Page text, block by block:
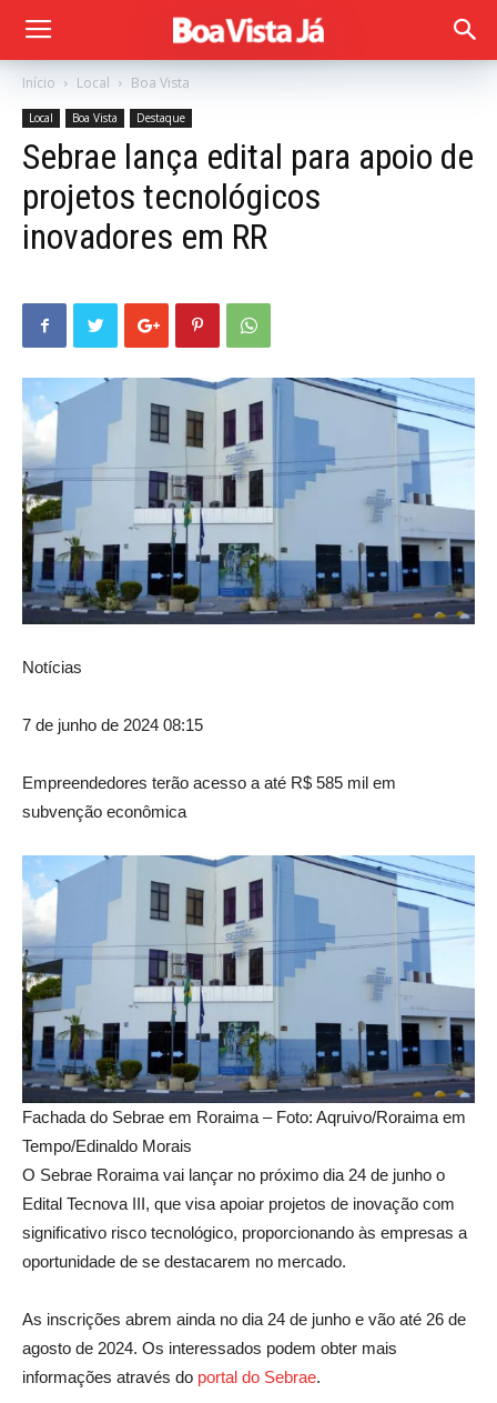
Início Local Boa Vista
Local Boa Vista Destaque
Sebrae lança edital para apoio de
projetos tecnológicos
inovadores em RR
Notícias
7 de junho de 2024 08:15
Empreendedores terão acesso a até R$ 585 mil em
subvenção econômica
Fachada do Sebrae em Roraima – Foto: Aqruivo/Roraima em
Tempo/Edinaldo Morais
O Sebrae Roraima vai lançar no próximo dia 24 de junho o
Edital Tecnova III, que visa apoiar projetos de inovação com
significativo risco tecnológico, proporcionando às empresas a
oportunidade de se destacarem no mercado.
As inscrições abrem ainda no dia 24 de junho e vão até 26 de
agosto de 2024. Os interessados podem obter mais
informações através do portal do Sebrae.